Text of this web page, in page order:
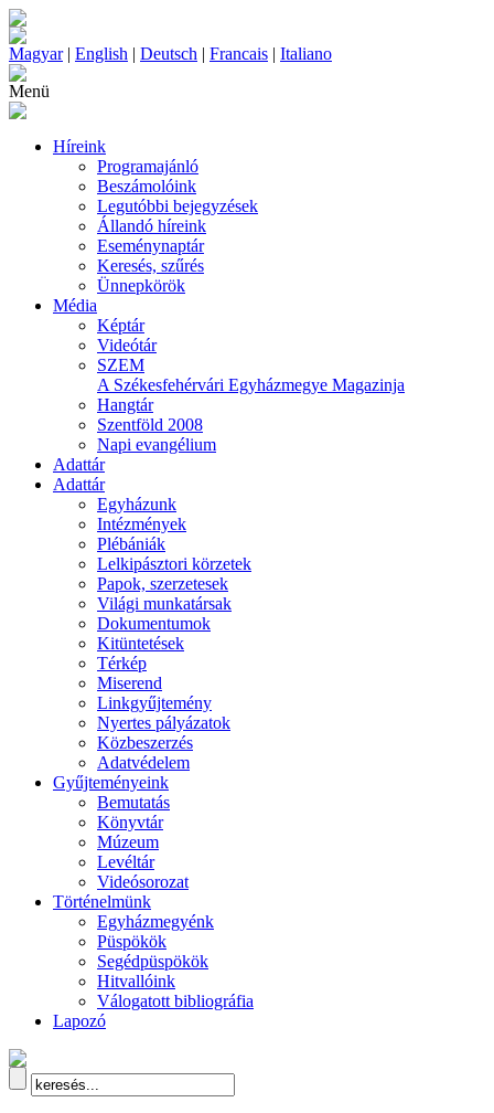
Magyar| English | Deutsch | Francais | Italiano
Menü
Híreink
Programajánló
Beszámolóink
Legutóbbi bejegyzések
Állandó híreink
Eseménynaptár
Keresés, szűrés
Ünnepkörök
Média
Képtár
Videótár
SZEM
A Székesfehérvári Egyházmegye Magazinja
Hangtár
Szentföld 2008
Napi evangélium
Adattár
Adattár
Egyházunk
Intézmények
Plébániák
Lelkipásztori körzetek
Papok, szerzetesek
Világi munkatársak
Dokumentumok
Kitüntetések
Térkép
Miserend
Linkgyűjtemény
Nyertes pályázatok
Közbeszerzés
Adatvédelem
Gyűjteményeink
Bemutatás
Könyvtár
Múzeum
Levéltár
Videósorozat
Történelmünk
Egyházmegyénk
Püspökök
Segédpüspökök
Hitvallóink
Válogatott bibliográfia
Lapozó